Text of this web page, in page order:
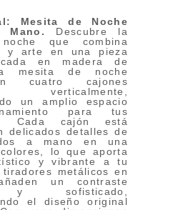
Mesita de Noche
Mano.
Descubre la
que combina
y arte en una pieza
en madera de
mesita de noche
cuatro cajones
verticalmente,
un amplio espacio
para tus
Cada cajón está
delicados detalles de
a mano en una
lo que aporta
y vibrante a tu
metálicos en
un contraste
y sofisticado,
el diseño original